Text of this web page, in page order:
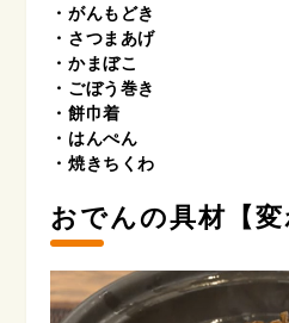
・がんもどき
・さつまあげ
・かまぼこ
・ごぼう巻き
・餅巾着
・はんぺん
・焼きちくわ
おでんの具材【変